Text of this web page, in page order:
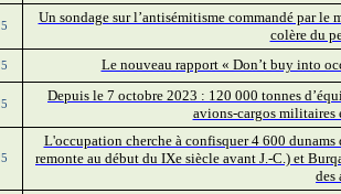
Un sondage sur l’antisémitisme commandé par le
colère du
Le nouveau rapport « Don’t buy into
Depuis le 7 octobre 2023 : 120 000 tonnes
avions-cargos militaires
L'occupation cherche à confisquer 4 600
remonte au début du IXe siècle avant J.-C.) et
des